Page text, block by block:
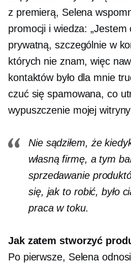
z premierą, Selena
promocji i wiedza: „Jestem
prywatną, szczególnie w
których nie znam, więc
kontaktów było dla mnie
czuć się spamowana, co
wypuszczenie mojej
Nie sądziłem, że
własną firmę, a tym
sprzedawanie
się, jak to robić, było
praca w toku.
Jak zatem stworzyć
Po pierwsze, Selena